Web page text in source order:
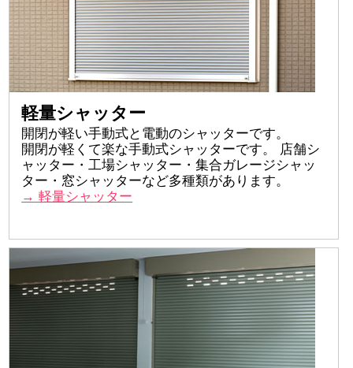
軽量シャッター
開閉が軽い手動式と電動のシャッターです。
開閉が軽くて楽な手動式シャッターです。 店舗シ
ャッター・工場シャッター・集合ガレージシャッ
ター・窓シャッターなど多種類があります。
→ 軽量シャッター